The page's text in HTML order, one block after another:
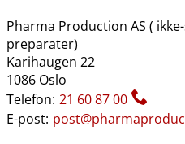
Pharma Production AS (
preparater)
Karihaugen 22
1086 Oslo
Telefon: 21 60 87 00
E-post: